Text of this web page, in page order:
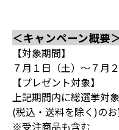
＜キャンペーン概要
【対象期間】
７月１日（土）～７月
【プレゼント対象】
上記期間内に総選挙対
(税込・送料を除く)の
※受注商品も含む